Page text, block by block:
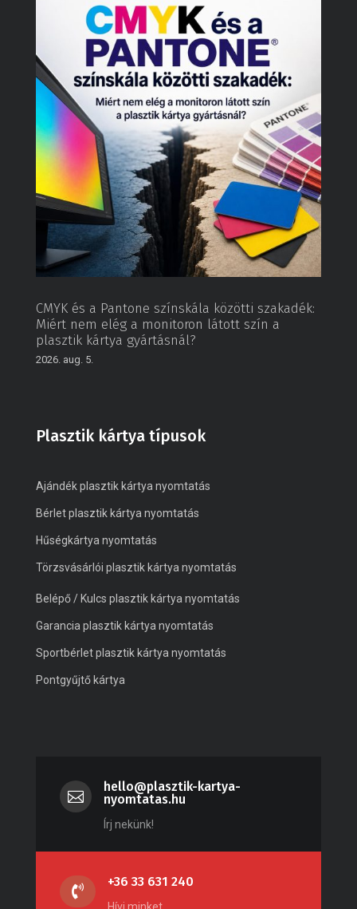
CMYK és a Pantone színskála közötti szakadék:
Miért nem elég a monitoron látott szín a
plasztik kártya gyártásnál?
2026. aug. 5.
Plasztik kártya típusok
Ajándék plasztik kártya nyomtatás
Bérlet plasztik kártya nyomtatás
Hűségkártya nyomtatás
Törzsvásárlói plasztik kártya nyomtatás
Belépő / Kulcs plasztik kártya nyomtatás
Garancia plasztik kártya nyomtatás
Sportbérlet plasztik kártya nyomtatás
Pontgyűjtő kártya

hello@plasztik-kartya-
nyomtatas.hu
Írj nekünk!

+36 33 631 240